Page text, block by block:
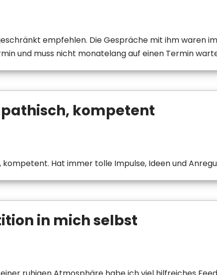
empfehlen. Die Gespräche mit ihm waren
und muss nicht monatelang auf einen Termin
kompetent
Hat immer tolle Impulse, Ideen und
in mich selbst